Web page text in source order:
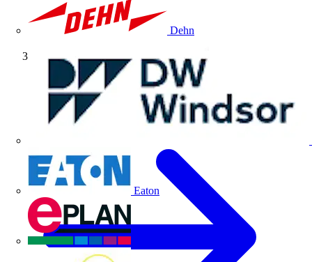
Dehn
Eaton
Artículos técnicos